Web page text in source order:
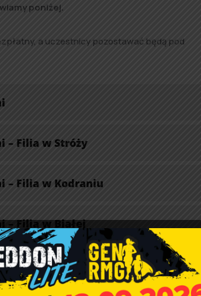
poniżej.
a uczestnicy pozostawać będą pod
– Filia w Stróży
– Filia w Kodraniu
– Filia w Białej